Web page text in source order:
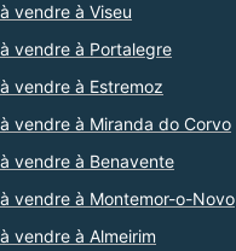
vendre à Viseu
vendre à Portalegre
vendre à Estremoz
vendre à Miranda do Corvo
vendre à Benavente
vendre à Montemor-o-Novo
vendre à Almeirim